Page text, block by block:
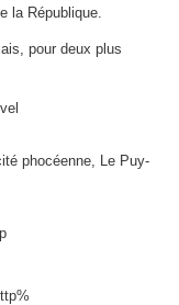
la République.
pour deux plus
phocéenne, Le Puy-